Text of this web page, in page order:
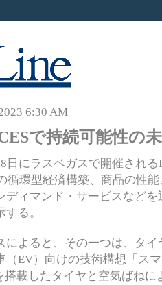
6:30 AM
で持続可能性の
にラスベガスで開催される
循環型経済構築、商品の性
ディマンド・サービスなど
る。
よると、その一つは、タイ
（EV）向けの技術構想「ス
搭載したタイヤと空気ばねに